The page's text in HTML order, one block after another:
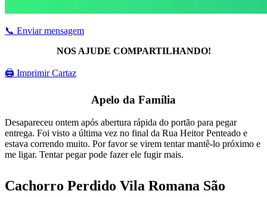
📞 Enviar mensagem
NOS AJUDE COMPARTILHANDO!
🖨 Imprimir Cartaz
Apelo da Família
Desapareceu ontem após abertura rápida do portão para pegar
entrega. Foi visto a última vez no final da Rua Heitor Penteado e
estava correndo muito. Por favor se virem tentar mantê-lo próximo e
me ligar. Tentar pegar pode fazer ele fugir mais.
Cachorro Perdido Vila Romana São